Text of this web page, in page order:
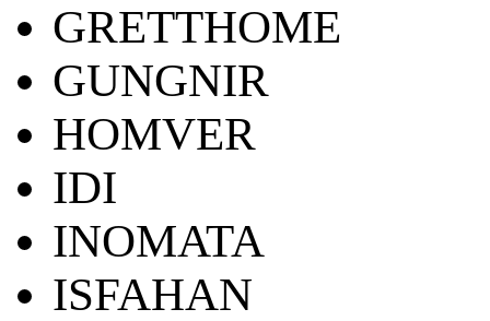
GRETTHOME
GUNGNIR
HOMVER
IDI
INOMATA
ISFAHAN